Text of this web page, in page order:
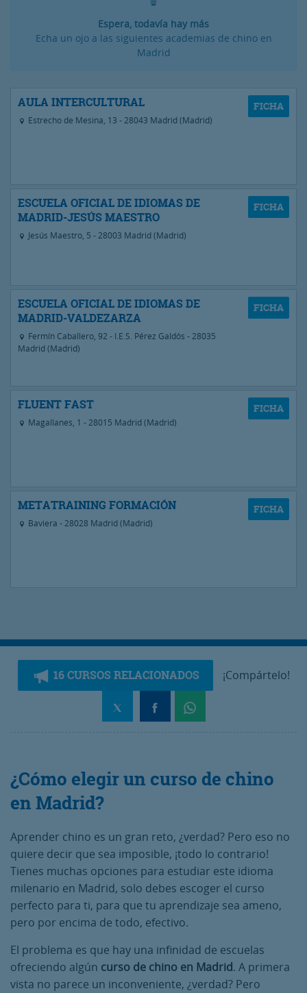
Espera, todavía hay más
Echa un ojo a las siguientes academias de chino en
Madrid
AULA INTERCULTURAL
Estrecho de Mesina, 13 - 28043 Madrid (Madrid)
ESCUELA OFICIAL DE IDIOMAS DE
MADRID-JESÚS MAESTRO
Jesús Maestro, 5 - 28003 Madrid (Madrid)
ESCUELA OFICIAL DE IDIOMAS DE
MADRID-VALDEZARZA
Fermín Caballero, 92 - I.E.S. Pérez Galdós - 28035
Madrid (Madrid)
FLUENT FAST
Magallanes, 1 - 28015 Madrid (Madrid)
METATRAINING FORMACIÓN
Baviera - 28028 Madrid (Madrid)
16 CURSOS RELACIONADOS ¡Compártelo!
¿Cómo elegir un curso de chino
en Madrid?
Aprender chino es un gran reto, ¿verdad? Pero eso no
quiere decir que sea imposible, ¡todo lo contrario!
Tienes muchas opciones para estudiar este idioma
milenario en Madrid, solo debes escoger el curso
perfecto para ti, para que tu aprendizaje sea ameno,
pero por encima de todo, efectivo.
El problema es que hay una infinidad de escuelas
ofreciendo algún curso de chino en Madrid. A primera
vista no parece un inconveniente, ¿verdad? Pero